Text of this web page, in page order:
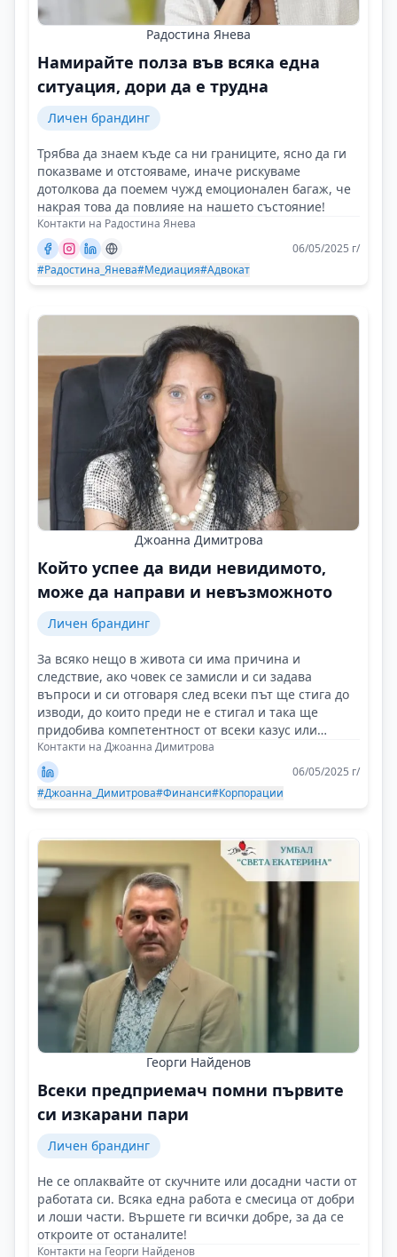
Радостина Янева
Намирайте полза във всяка една
ситуация, дори да е трудна
Личен брандинг
Трябва да знаем къде са ни границите, ясно да ги
показваме и отстояваме, иначе рискуваме
дотолкова да поемем чужд емоционален багаж, че
накрая това да повлияе на нашето състояние!
Контакти на Радостина Янева
06/05/2025 г/
#Радостина_Янева#Медиация#Адвокат
Джоанна Димитрова
Който успее да види невидимото,
може да направи и невъзможното
Личен брандинг
За всяко нещо в живота си има причина и
следствие, ако човек се замисли и си задава
въпроси и си отговаря след всеки път ще стига до
изводи, до които преди не е стигал и така ще
придобива компетентност от всеки казус или
случай!
Контакти на Джоанна Димитрова
06/05/2025 г/
#Джоанна_Димитрова#Финанси#Корпорации
Георги Найденов
Всеки предприемач помни първите
си изкарани пари
Личен брандинг
Не се оплаквайте от скучните или досадни части от
работата си. Всяка една работа е смесица от добри
и лоши части. Вършете ги всички добре, за да се
откроите от останалите!
Контакти на Георги Найденов